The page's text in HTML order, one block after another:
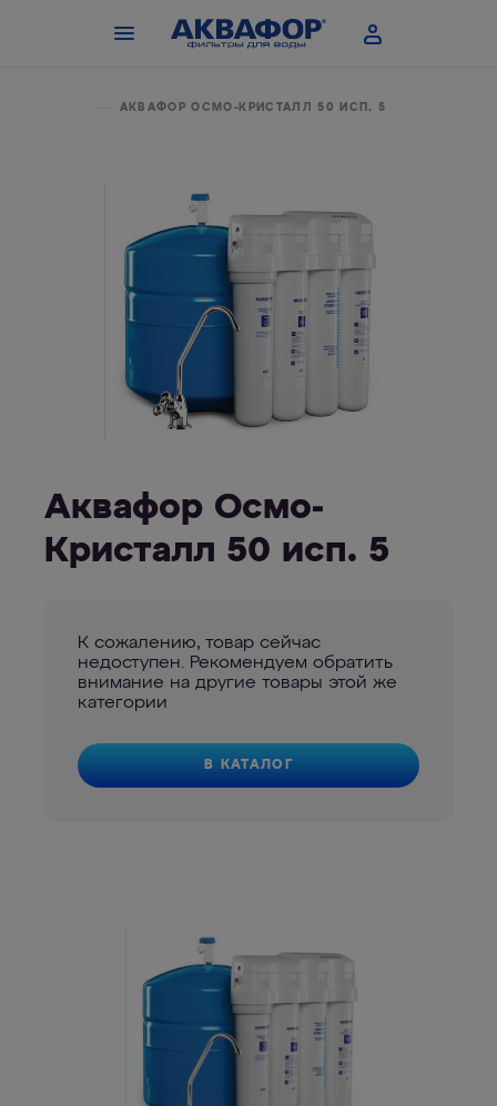
АКВАФОР ОСМО-КРИСТАЛЛ 50 ИСП. 5
Аквафор Осмо-
Кристалл 50 исп. 5
К сожалению, товар сейчас
недоступен. Рекомендуем обратить
внимание на другие товары этой же
категории
В КАТАЛОГ